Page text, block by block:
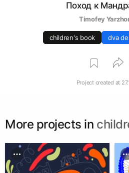
Поход к
Timofey
children's book dva
Project created at
More projects in